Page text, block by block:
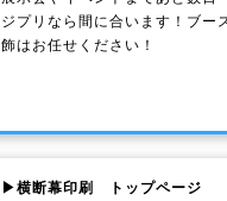
ジプリなら間に合います！ブー
飾はお任せください！
▶横断幕印刷 トップページ